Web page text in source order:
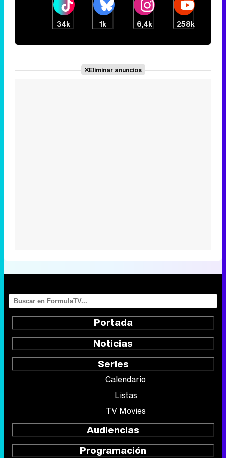
34k 1k 6,4k 258k
Eliminar anuncios
Portada
Noticias
Series
Calendario
Listas
TV Movies
Audiencias
Programación